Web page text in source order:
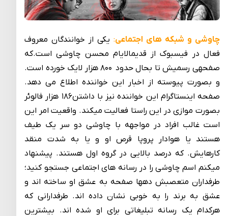
چاوشی و شبکه های اجتماعی: یکی از خوانندگان معروف
فعال در فیس­بوک از قدیم­الایام محسن چاوشی است.که
صفحه­ی رسمیش تا بحال حدود ۸۰۰ هزار لایک خورده است.
و بصورت پیوسته از اخبار این خواننده اطلاع می­ دهد.
صفحه اینستاگرام این خواننده نیز با داشتن۱۸۶ هزار فالوئر
بصورت موازی در این راستا فعالیت می­کند. واقعیت امر این
است غالب افراد در مواجهه با چاوشی دو سر یک طیف
هستند یا هوادار پروپا قرص او و یا به شدت منقد
کارهایش. که درصد بالایی در گروه اول هستند. پیشنهاد
می­کنم اسم چاوشی را در رسانه ­های اجتماعی جست­­جو کنید؛
طرفداران متعصبش دهها صفحه به عشق او ساخته اند و
عشق به برند را به خوبی نشان داده ­اند. طرفدارانی که
هرکدام یک رسانه تبلیغاتی برای او شده­ اند. بیشترین